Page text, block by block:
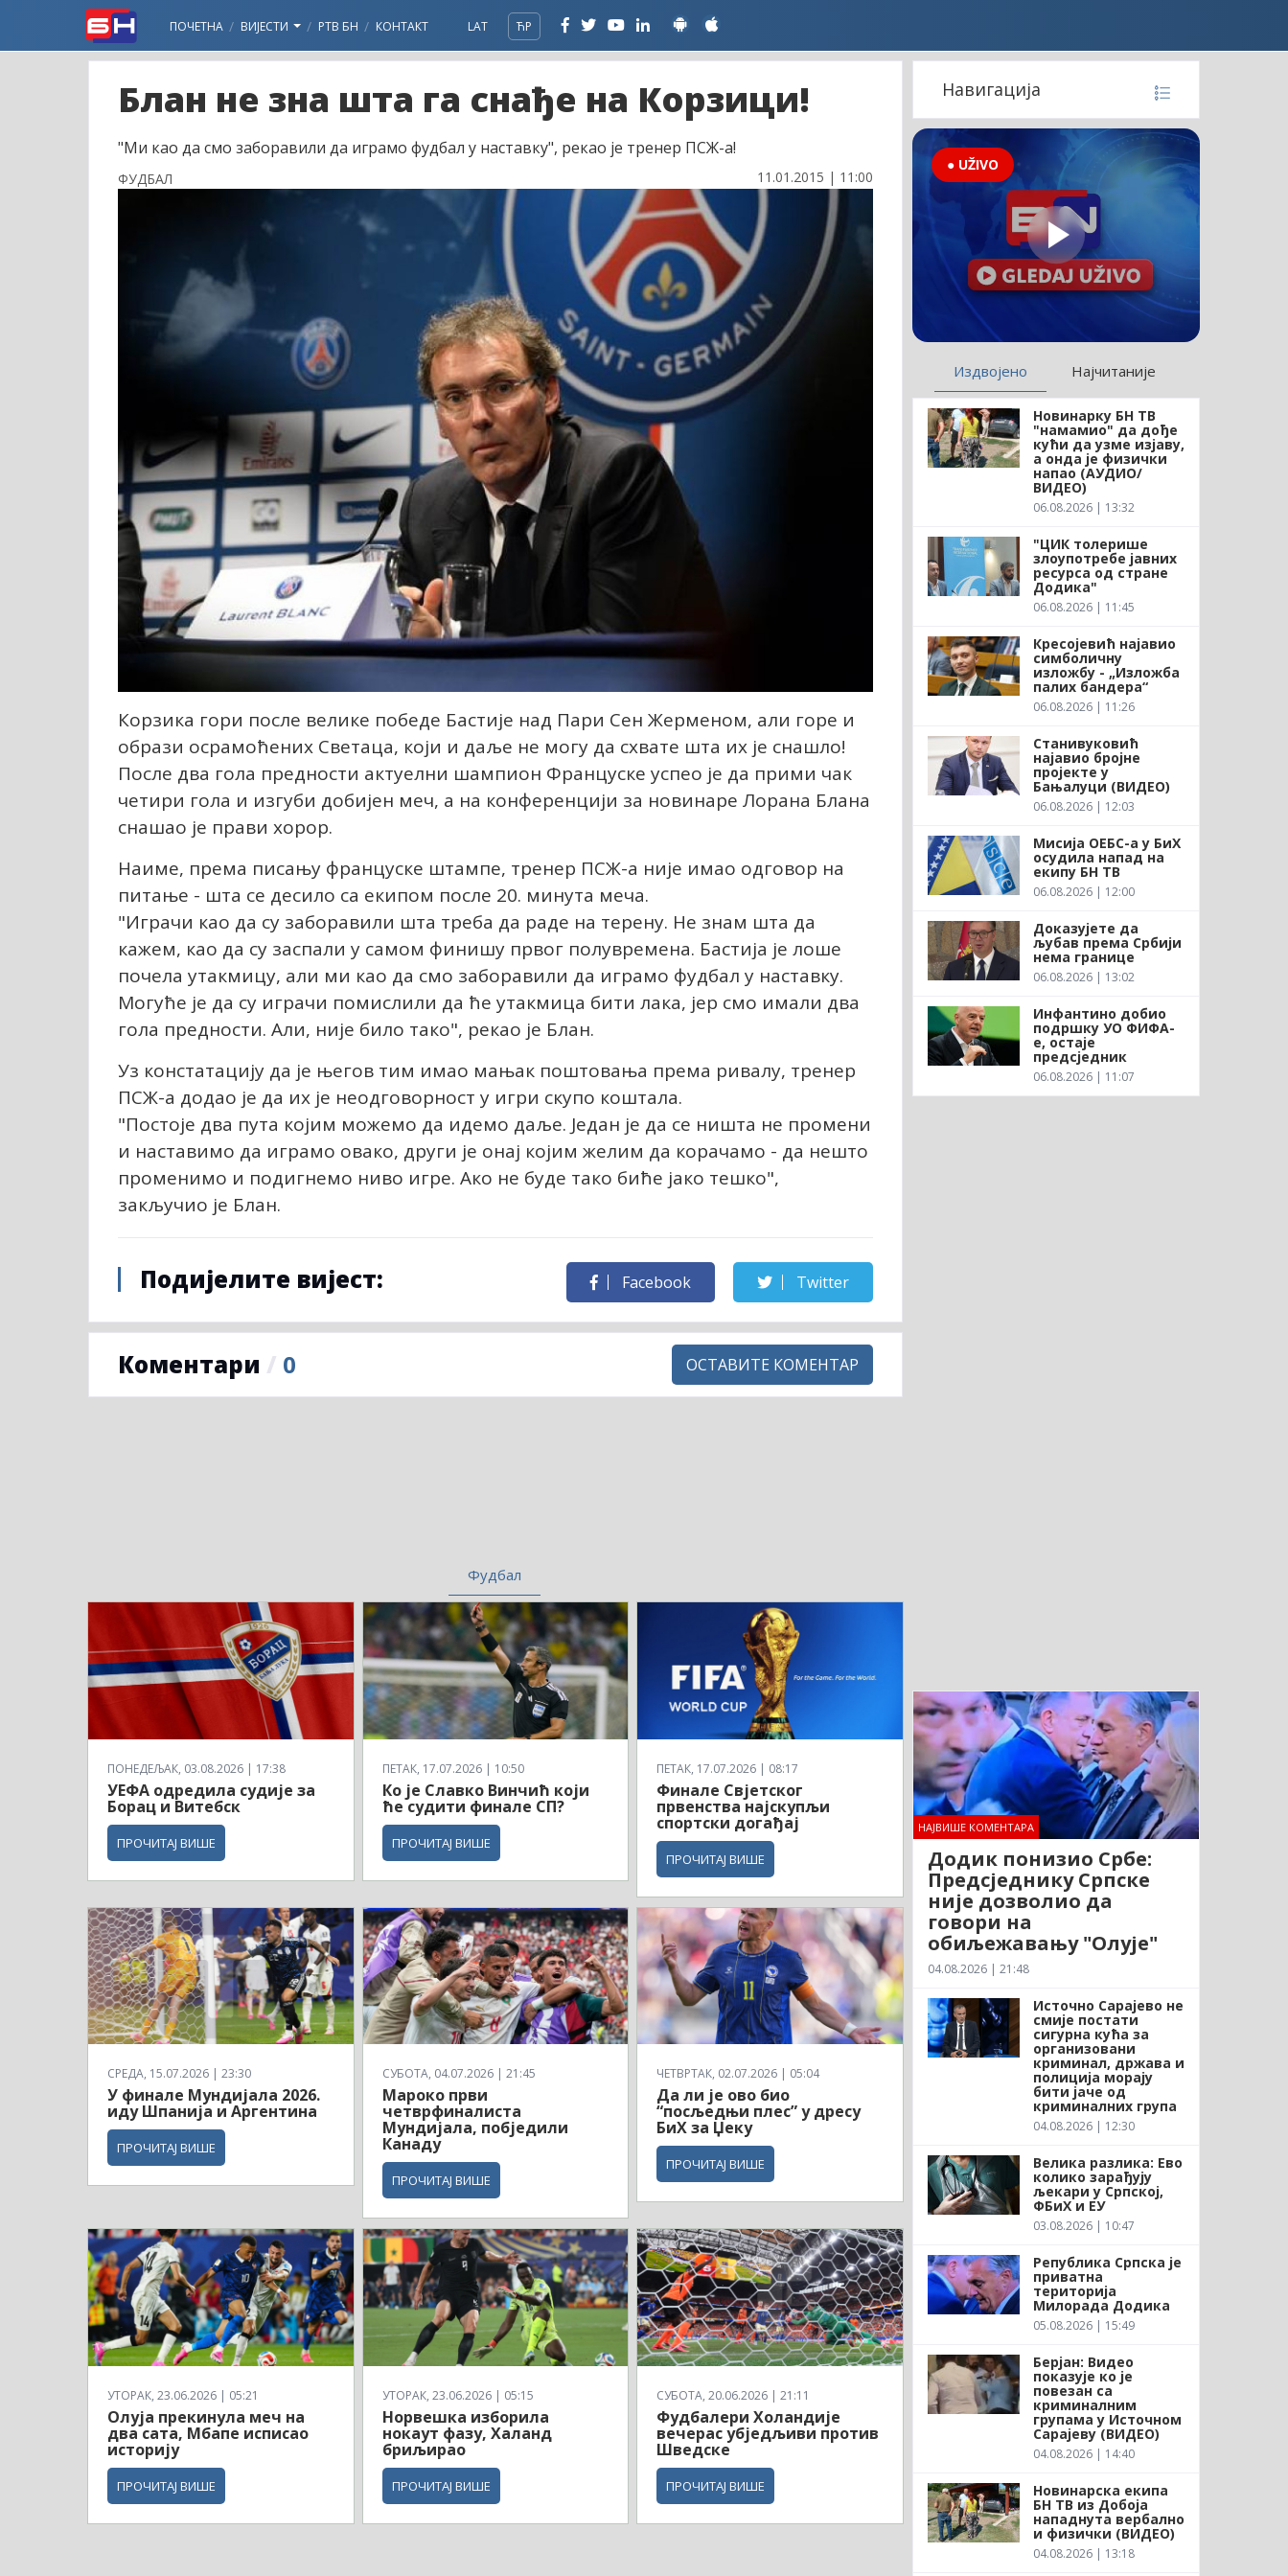
ПОЧЕТНА ВИЈЕСТИ РТВ БН КОНТАКТ LAT ЋР
Блан не зна шта га снађе на Корзици!
"Ми као да смо заборавили да играмо фудбал у наставку", рекао је тренер ПСЖ-а!
ФУДБАЛ 11.01.2015 | 11:00
Корзика гори после велике победе Бастије над Пари Сен Жерменом, али горе и
образи осрамоћених Светаца, који и даље не могу да схвате шта их је снашло!
После два гола предности актуелни шампион Француске успео је да прими чак
четири гола и изгуби добијен меч, а на конференцији за новинаре Лорана Блана
снашао је прави хорор.
Наиме, према писању француске штампе, тренер ПСЖ-а није имао одговор на
питање - шта се десило са екипом после 20. минута меча.
"Играчи као да су заборавили шта треба да раде на терену. Не знам шта да
кажем, као да су заспали у самом финишу првог полувремена. Бастија је лоше
почела утакмицу, али ми као да смо заборавили да играмо фудбал у наставку.
Могуће је да су играчи помислили да ће утакмица бити лака, јер смо имали два
гола предности. Али, није било тако", рекао је Блан.
Уз констатацију да је његов тим имао мањак поштовања према ривалу, тренер
ПСЖ-а додао је да их је неодговорност у игри скупо коштала.
"Постоје два пута којим можемо да идемо даље. Један је да се ништа не промени
и наставимо да играмо овако, други је онај којим желим да корачамо - да нешто
променимо и подигнемо ниво игре. Ако не буде тако биће јако тешко",
закључио је Блан.
Подијелите вијест: Facebook Twitter
Коментари / 0 ОСТАВИТЕ КОМЕНТАР
Фудбал
ПОНЕДЕЉАК, 03.08.2026 | 17:38
УЕФА одредила судије за
Борац и Витебск
ПРОЧИТАЈ ВИШЕ
ПЕТАК, 17.07.2026 | 10:50
Ко је Славко Винчић који
ће судити финале СП?
ПРОЧИТАЈ ВИШЕ
ПЕТАК, 17.07.2026 | 08:17
Финале Свјетског
првенства најскупљи
спортски догађај
ПРОЧИТАЈ ВИШЕ
СРЕДА, 15.07.2026 | 23:30
У финале Мундијала 2026.
иду Шпанија и Аргентина
ПРОЧИТАЈ ВИШЕ
СУБОТА, 04.07.2026 | 21:45
Мароко први
четврфиналиста
Мундијала, побједили
Канаду
ПРОЧИТАЈ ВИШЕ
ЧЕТВРТАК, 02.07.2026 | 05:04
Да ли је ово био
“посљедњи плес” у дресу
БиХ за Џеку
ПРОЧИТАЈ ВИШЕ
УТОРАК, 23.06.2026 | 05:21
Олуја прекинула меч на
два сата, Мбапе исписао
историју
ПРОЧИТАЈ ВИШЕ
УТОРАК, 23.06.2026 | 05:15
Норвешка изборила
нокаут фазу, Халанд
бриљирао
ПРОЧИТАЈ ВИШЕ
СУБОТА, 20.06.2026 | 21:11
Фудбалери Холандије
вечерас убједљиви против
Шведске
ПРОЧИТАЈ ВИШЕ
Навигација
● UŽIVO
Издвојено Најчитаније
Новинарку БН ТВ
"намамио" да дође
кући да узме изјаву,
а онда је физички
напао (АУДИО/
ВИДЕО)
06.08.2026 | 13:32
"ЦИК толерише
злоупотребе јавних
ресурса од стране
Додика"
06.08.2026 | 11:45
Кресојевић најавио
симболичну
изложбу - „Изложба
палих бандера“
06.08.2026 | 11:26
Станивуковић
најавио бројне
пројекте у
Бањалуци (ВИДЕО)
06.08.2026 | 12:03
Мисија ОЕБС-а у БиХ
осудила напад на
екипу БН ТВ
06.08.2026 | 12:00
Доказујете да
љубав према Србији
нема границе
06.08.2026 | 13:02
Инфантино добио
подршку УО ФИФА-
е, остаје
предсједник
06.08.2026 | 11:07
НАЈВИШЕ КОМЕНТАРА
Додик понизио Србе:
Предсједнику Српске
није дозволио да
говори на
обиљежавању "Олује"
04.08.2026 | 21:48
Источно Сарајево не
смије постати
сигурна кућа за
организовани
криминал, држава и
полиција морају
бити јаче од
криминалних група
04.08.2026 | 12:30
Велика разлика: Ево
колико зарађују
љекари у Српској,
ФБиХ и ЕУ
03.08.2026 | 10:47
Република Српска је
приватна
територија
Милорада Додика
05.08.2026 | 15:49
Берјан: Видео
показује ко је
повезан са
криминалним
групама у Источном
Сарајеву (ВИДЕО)
04.08.2026 | 14:40
Новинарска екипа
БН ТВ из Добоја
нападнута вербално
и физички (ВИДЕО)
04.08.2026 | 13:18